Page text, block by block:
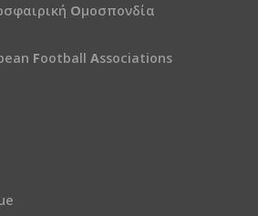
Ομοσπονδία
Football Associations